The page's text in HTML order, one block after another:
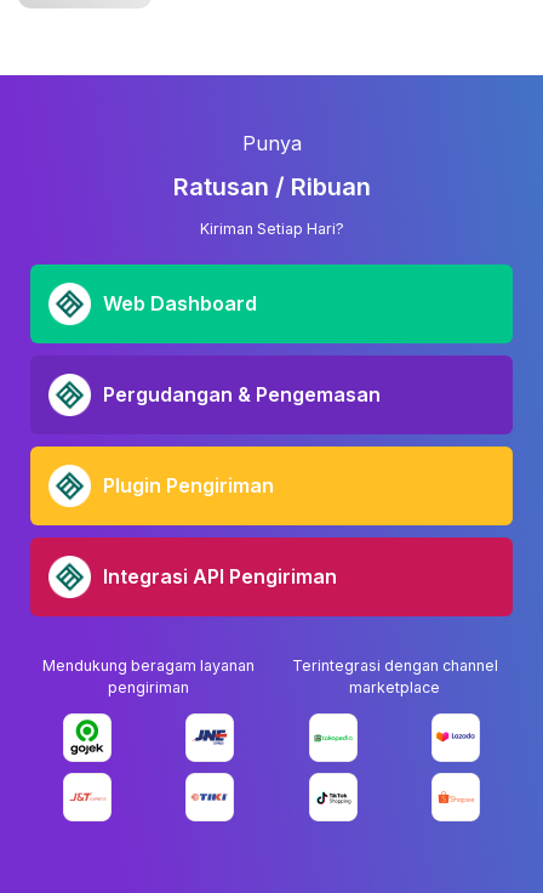
Punya
Ratusan / Ribuan
Kiriman Setiap Hari?
Web Dashboard
Pergudangan & Pengemasan
Plugin Pengiriman
Integrasi API Pengiriman
Mendukung beragam layanan
pengiriman
Terintegrasi dengan channel
marketplace